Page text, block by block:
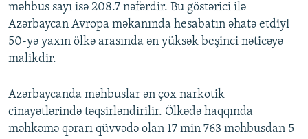
məhbus sayı isə 208.7 nəfərdir. Bu göstərici ilə
Azərbaycan Avropa məkanında hesabatın əhatə etdiyi
50-yə yaxın ölkə arasında ən yüksək beşinci nəticəyə
malikdir.
Azərbaycanda məhbuslar ən çox narkotik
cinayətlərində təqsirləndirilir. Ölkədə haqqında
məhkəmə qərarı qüvvədə olan 17 min 763 məhbusdan 5